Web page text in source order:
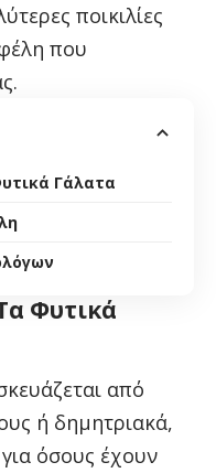
ποικιλίες
που
Γάλατα
Φυτικά
από
ή δημητριακά,
όσους έχουν